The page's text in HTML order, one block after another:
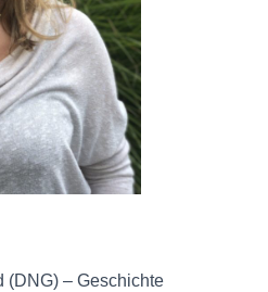
(DNG) – Geschichte